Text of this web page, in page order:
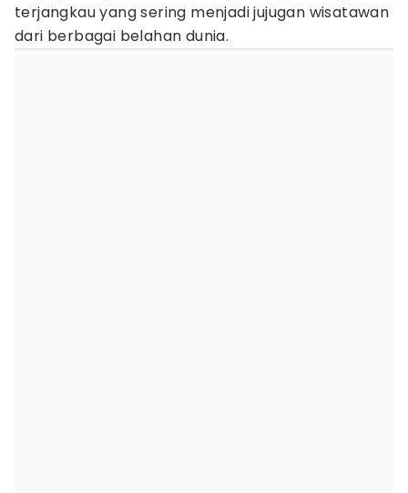
terjangkau yang sering menjadi jujugan wisatawan
dari berbagai belahan dunia.